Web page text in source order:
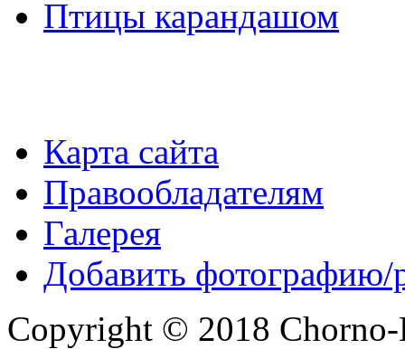
Птицы карандашом
Карта сайта
Правообладателям
Галерея
Добавить фотографию/
Copyright © 2018